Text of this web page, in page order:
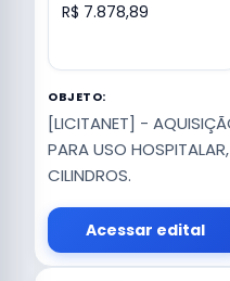
R$ 7.878,89
OBJETO:
[LICITANET] -
PARA USO
CILINDROS.
Acessar edital